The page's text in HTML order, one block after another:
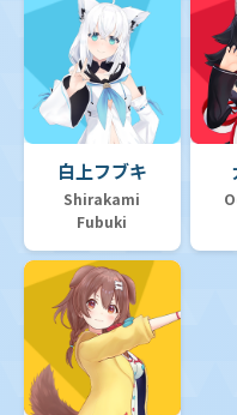
白上フブキ
Shirakami
Fubuki